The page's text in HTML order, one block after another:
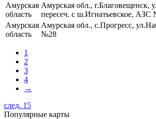
Амурская
область
Амурская обл., г.Благовещенск,
пересеч. с ш.Игнатьевское, АЗС
Амурская
область
Амурская обл., с.Прогресс,
№28
1
2
3
4
→
след. 15
Популярные карты